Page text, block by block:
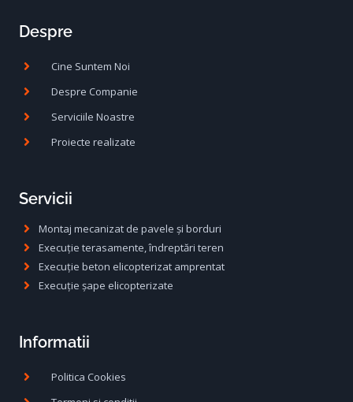
Despre
Cine Suntem Noi
Despre Companie
Serviciile Noastre
Proiecte realizate
Servicii
Montaj mecanizat de pavele și borduri
Execuție terasamente, îndreptări teren
Execuție beton elicopterizat amprentat
Execuție șape elicopterizate
Informatii
Politica Cookies